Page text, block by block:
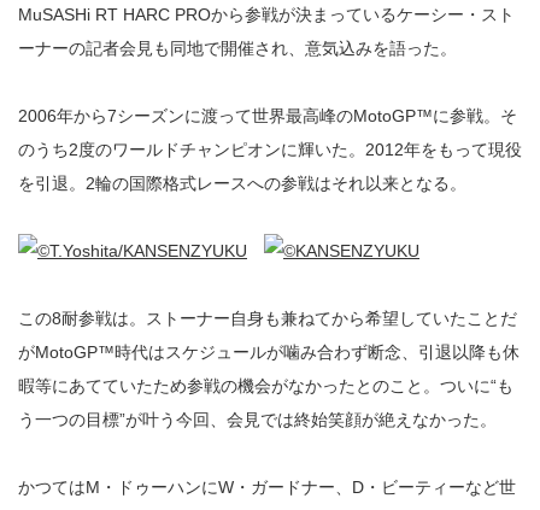
MuSASHi RT HARC PROから参戦が決まっているケーシー・スト
ーナーの記者会見も同地で開催され、意気込みを語った。
2006年から7シーズンに渡って世界最高峰のMotoGP™に参戦。そ
のうち2度のワールドチャンピオンに輝いた。2012年をもって現役
を引退。2輪の国際格式レースへの参戦はそれ以来となる。
この8耐参戦は。ストーナー自身も兼ねてから希望していたことだ
がMotoGP™時代はスケジュールが噛み合わず断念、引退以降も休
暇等にあてていたため参戦の機会がなかったとのこと。ついに“も
う一つの目標”が叶う今回、会見では終始笑顔が絶えなかった。
かつてはM・ドゥーハンにW・ガードナー、D・ビーティーなど世